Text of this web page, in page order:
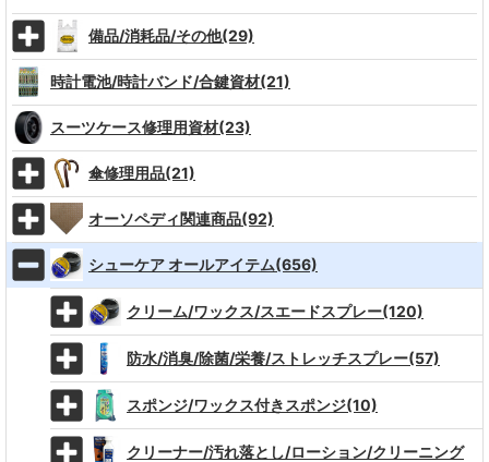
備品/消耗品/その他(29)
時計電池/時計バンド/合鍵資材(21)
スーツケース修理用資材(23)
傘修理用品(21)
オーソペディ関連商品(92)
シューケア オールアイテム(656)
クリーム/ワックス/スエードスプレー(120)
防水/消臭/除菌/栄養/ストレッチスプレー(57)
スポンジ/ワックス付きスポンジ(10)
クリーナー/汚れ落とし/ローション/クリーニング